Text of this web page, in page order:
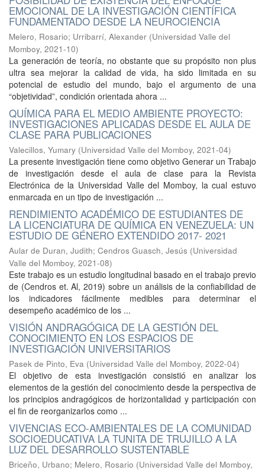
EMOCIONAL DE LA INVESTIGACIÓN CIENTÍFICA
FUNDAMENTADO DESDE LA NEUROCIENCIA
Melero, Rosario; Urribarrí, Alexander (Universidad Valle del
Momboy, 2021-10)
La generación de teoría, no obstante que su propósito non plus
ultra sea mejorar la calidad de vida, ha sido limitada en su
potencial de estudio del mundo, bajo el argumento de una
“objetividad”, condición orientada ahora ...
QUÍMICA PARA EL MEDIO AMBIENTE PROYECTO:
INVESTIGACIONES APLICADAS DESDE EL AULA DE
CLASE PARA PUBLICACIONES
Valecillos, Yumary (Universidad Valle del Momboy, 2021-04)
La presente investigación tiene como objetivo Generar un Trabajo
de investigación desde el aula de clase para la Revista
Electrónica de la Universidad Valle del Momboy, la cual estuvo
enmarcada en un tipo de investigación ...
RENDIMIENTO ACADÉMICO DE ESTUDIANTES DE
LA LICENCIATURA DE QUÍMICA EN VENEZUELA: UN
ESTUDIO DE GÉNERO EXTENDIDO 2017- 2021
Aular de Duran, Judith; Cendros Guasch, Jesús (Universidad
Valle del Momboy, 2021-08)
Este trabajo es un estudio longitudinal basado en el trabajo previo
de (Cendros et. Al, 2019) sobre un análisis de la confiabilidad de
los indicadores fácilmente medibles para determinar el
desempeño académico de los ...
VISIÓN ANDRAGÓGICA DE LA GESTIÓN DEL
CONOCIMIENTO EN LOS ESPACIOS DE
INVESTIGACIÓN UNIVERSITARIOS
Pasek de Pinto, Eva (Universidad Valle del Momboy, 2022-04)
El objetivo de esta investigación consistió en analizar los
elementos de la gestión del conocimiento desde la perspectiva de
los principios andragógicos de horizontalidad y participación con
el fin de reorganizarlos como ...
VIVENCIAS ECO-AMBIENTALES DE LA COMUNIDAD
SOCIOEDUCATIVA LA TUNITA DE TRUJILLO A LA
LUZ DEL DESARROLLO SUSTENTABLE
Briceño, Urbano; Melero, Rosario (Universidad Valle del Momboy,